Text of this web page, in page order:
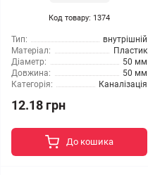
Код товару: 1374
Тип:
внутрішній
Матеріал:
Пластик
Діаметр:
50 мм
Довжина:
50 мм
Категорія:
Каналізація
12.18 грн
До кошика